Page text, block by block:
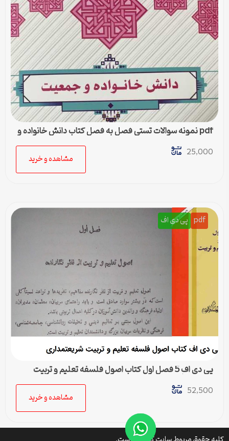
pdf نمونه سوالات تستی فصل به فصل کتاب دانش خانواده و
جمعیت
25,000
مشاهده و خرید
pdf پی دی اف
پی دی اف 5 فصل اول کتاب اصول فلسفه تعلیم و تربیت
شریعتمداری
52,500
مشاهده و خرید